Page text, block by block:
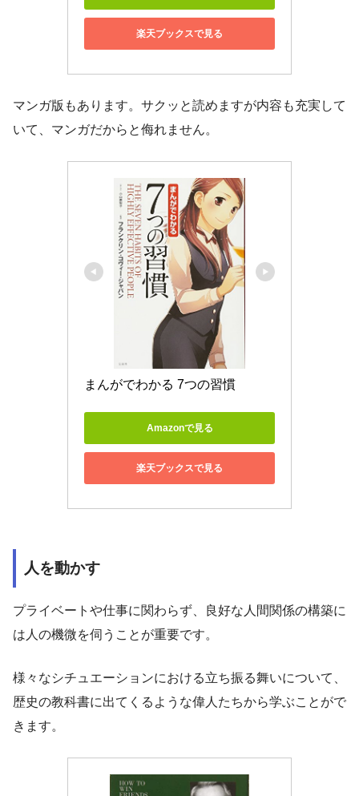
楽天ブックスで見る
マンガ版もあります。サクッと読めますが内容も充実して
いて、マンガだからと侮れません。
まんがでわかる 7つの習慣
Amazonで見る
楽天ブックスで見る
人を動かす
プライベートや仕事に関わらず、良好な人間関係の構築に
は人の機微を伺うことが重要です。
様々なシチュエーションにおける立ち振る舞いについて、
歴史の教科書に出てくるような偉人たちから学ぶことがで
きます。